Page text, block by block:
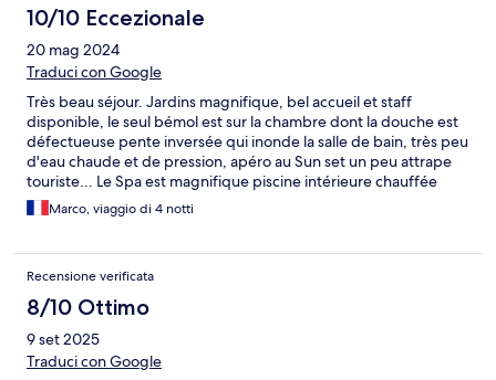
10/10 Eccezionale
20 mag 2024
Traduci con Google
Très beau séjour. Jardins magnifique, bel accueil et staff
disponible, le seul bémol est sur la chambre dont la douche est
défectueuse pente inversée qui inonde la salle de bain, très peu
d'eau chaude et de pression, apéro au Sun set un peu attrape
touriste... Le Spa est magnifique piscine intérieure chauffée
grand avantage les jours de vents.
Marco, viaggio di 4 notti
Recensione verificata
8/10 Ottimo
9 set 2025
Traduci con Google